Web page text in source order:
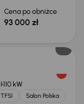
Cena po obniżce
93 000 zł
110 kW
TFSI
Salon Polska